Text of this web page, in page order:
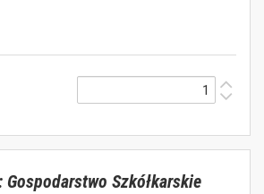
Szkółkarskie